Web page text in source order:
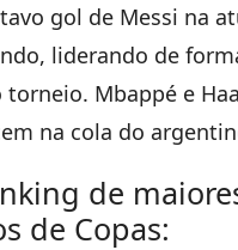
gol de Messi na
liderando de
Mbappé e
na cola do
de
de Copas: